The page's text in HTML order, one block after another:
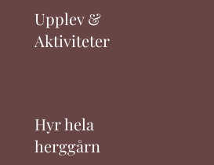
Upplev &
Aktiviteter
Hyr hela
herggårn